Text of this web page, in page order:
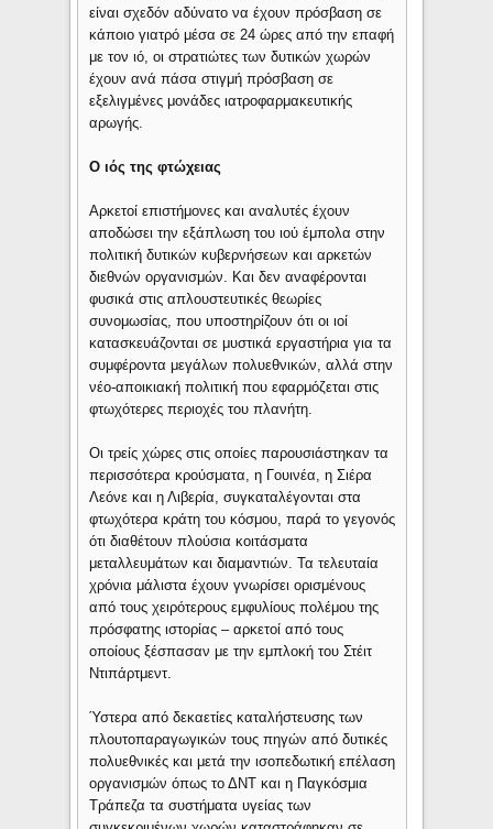
είναι σχεδόν αδύνατο να έχουν πρόσβαση σε
κάποιο γιατρό μέσα σε 24 ώρες από την επαφή
με τον ιό, οι στρατιώτες των δυτικών χωρών
έχουν ανά πάσα στιγμή πρόσβαση σε
εξελιγμένες μονάδες ιατροφαρμακευτικής
αρωγής.
Ο ιός της φτώχειας
Αρκετοί επιστήμονες και αναλυτές έχουν
αποδώσει την εξάπλωση του ιού έμπολα στην
πολιτική δυτικών κυβερνήσεων και αρκετών
διεθνών οργανισμών. Και δεν αναφέρονται
φυσικά στις απλουστευτικές θεωρίες
συνομωσίας, που υποστηρίζουν ότι οι ιοί
κατασκευάζονται σε μυστικά εργαστήρια για τα
συμφέροντα μεγάλων πολυεθνικών, αλλά στην
νέο-αποικιακή πολιτική που εφαρμόζεται στις
φτωχότερες περιοχές του πλανήτη.
Οι τρείς χώρες στις οποίες παρουσιάστηκαν τα
περισσότερα κρούσματα, η Γουινέα, η Σιέρα
Λεόνε και η Λιβερία, συγκαταλέγονται στα
φτωχότερα κράτη του κόσμου, παρά το γεγονός
ότι διαθέτουν πλούσια κοιτάσματα
μεταλλευμάτων και διαμαντιών. Τα τελευταία
χρόνια μάλιστα έχουν γνωρίσει ορισμένους
από τους χειρότερους εμφυλίους πολέμου της
πρόσφατης ιστορίας – αρκετοί από τους
οποίους ξέσπασαν με την εμπλοκή του Στέιτ
Ντιπάρτμεντ.
Ύστερα από δεκαετίες καταλήστευσης των
πλουτοπαραγωγικών τους πηγών από δυτικές
πολυεθνικές και μετά την ισοπεδωτική επέλαση
οργανισμών όπως το ΔΝΤ και η Παγκόσμια
Τράπεζα τα συστήματα υγείας των